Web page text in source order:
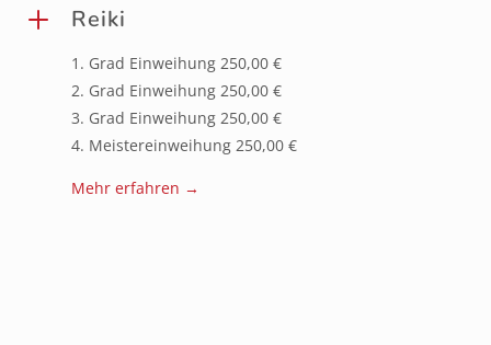
L Reiki
1. Grad Einweihung 250,00 €
2. Grad Einweihung 250,00 €
3. Grad Einweihung 250,00 €
4. Meistereinweihung 250,00 €
Mehr erfahren →